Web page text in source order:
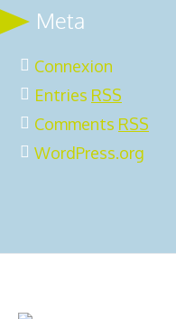
Meta
Connexion
Entries RSS
Comments RSS
WordPress.org